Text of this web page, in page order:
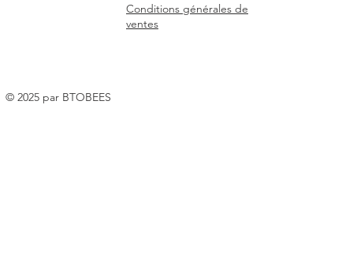
Conditions générales de
ventes
© 2025 par BTOBEES